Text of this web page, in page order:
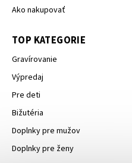
Ako nakupovať
TOP KATEGORIE
Gravírovanie
Výpredaj
Pre deti
Bižutéria
Doplnky pre mužov
Doplnky pre ženy